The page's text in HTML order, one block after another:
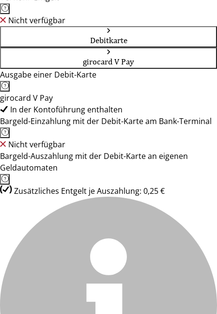
Nicht verfügbar
Debitkarte
girocard V Pay
Ausgabe einer Debit-Karte
girocard V Pay
In der Kontoführung enthalten
Bargeld-Einzahlung mit der Debit-Karte am Bank-Terminal
Nicht verfügbar
Bargeld-Auszahlung mit der Debit-Karte an eigenen
Geldautomaten
Zusätzliches Entgelt je Auszahlung: 0,25 €